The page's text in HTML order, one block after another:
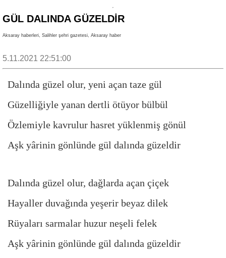
GÜL DALINDA GÜZELDİR
Aksaray haberleri, Salihler şehri gazetesi, Aksaray haber
5.11.2021 22:51:00
Dalında güzel olur, yeni açan taze gül
Güzelliğiyle yanan dertli ötüyor bülbül
Özlemiyle kavrulur hasret yüklenmiş gönül
Aşk yârinin gönlünde gül dalında güzeldir
Dalında güzel olur, dağlarda açan çiçek
Hayaller duvağında yeşerir beyaz dilek
Rüyaları sarmalar huzur neşeli felek
Aşk yârinin gönlünde gül dalında güzeldir